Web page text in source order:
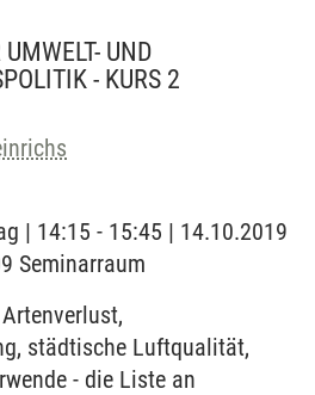
UND
- KURS 2
| 14:15 - 15:45 | 14.10.2019
Seminarraum
städtische Luftqualität,
- die Liste an